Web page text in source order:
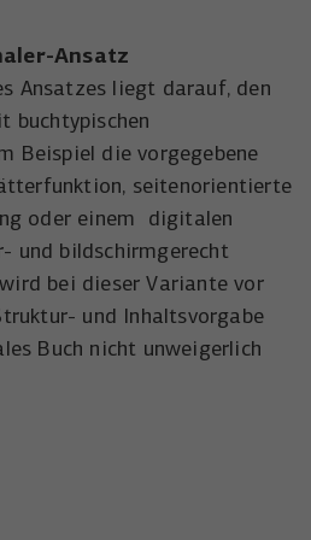
Ansatz
Ansatzes liegt darauf, den
buchtypischen
Beispiel die vorgegebene
seitenorientierte
oder einem digitalen
und bildschirmgerecht
bei dieser Variante vor
und Inhaltsvorgabe
Buch nicht unweigerlich
GmbH & Co. KG
die Besucher-Quelle für
Inc.
Facebook/Meta genutzt, um den
Werbeanzeigen zu messen und
identifizieren.
Corporation
Social-Media-
werden standardmäßig
externen Medien akzeptiert
auf diese Inhalte keiner